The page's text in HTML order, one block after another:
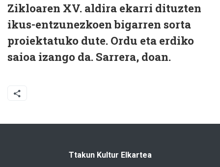
Zikloaren XV. aldira ekarri dituzten
ikus-entzunezkoen bigarren sorta
proiektatuko dute. Ordu eta erdiko
saioa izango da. Sarrera, doan.
Ttakun Kultur Elkartea